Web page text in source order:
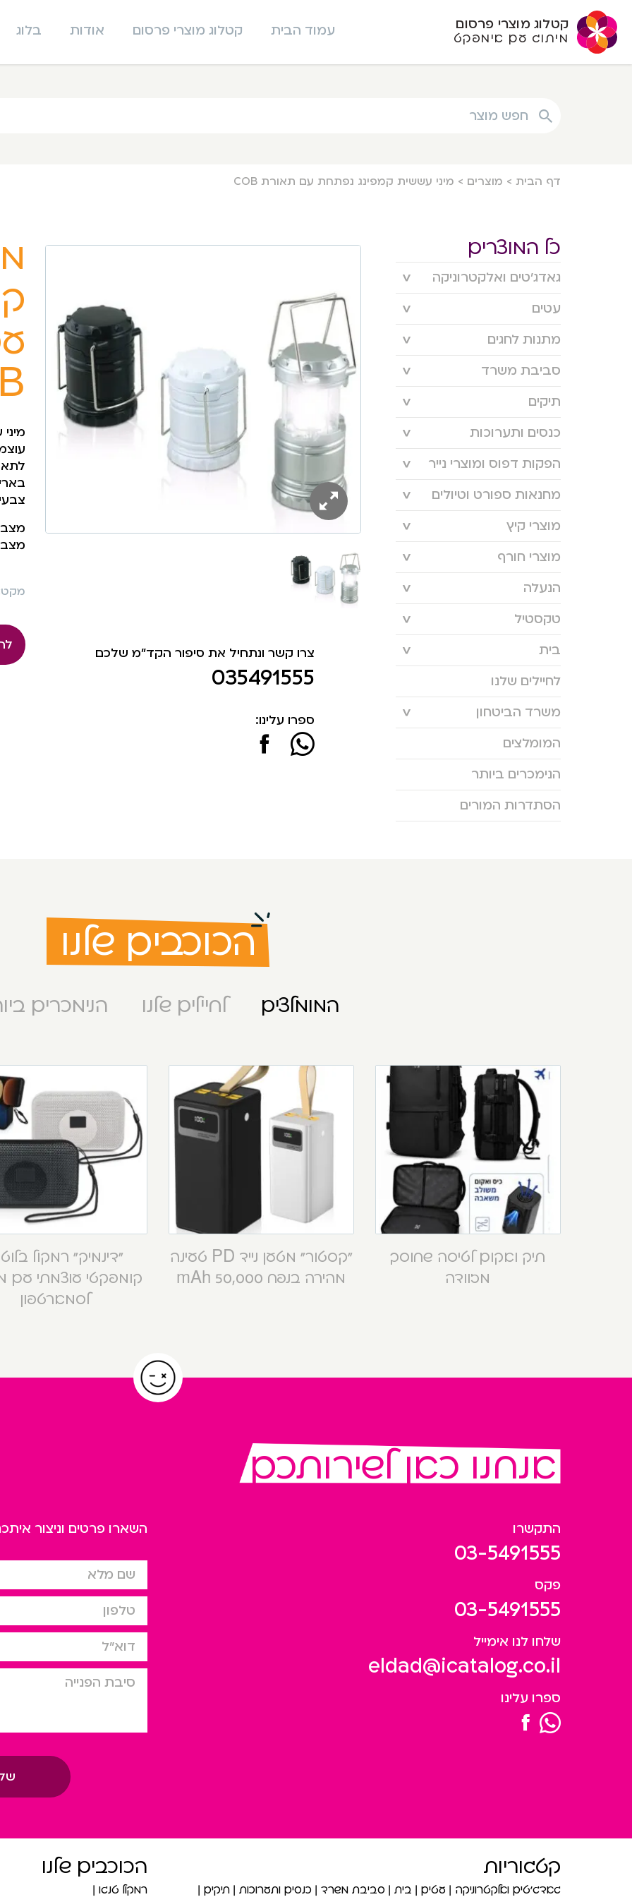
קטלוג מוצרי פרסום
מיתוג עם אימפקט עמוד הבית קטלוג מוצרי פרסום אודות בלוג
חפש מוצר
דף הבית > מוצרים > מיני עששית קמפינג נפתחת עם תאורת COB
כל המוצרים
גאדג’טים ואלקטרוניקה
עטים
מתנות לחגים
סביבת משרד
תיקים
כנסים ותערוכות
הפקות דפוס ומוצרי נייר
מחנאות ספורט וטיולים
מוצרי קיץ
מוצרי חורף
הנעלה
טקסטיל
בית
לחיילים שלנו
משרד הביטחון
המומלצים
הנימכרים ביותר
הסתדרות המורים
מצב
מצב
מקט:
צרו קשר ונתחיל את סיפור הקד"מ שלכם
035491555
ספרו עלינו:
הכוכבים שלנו
המומלצים לחיילים שלנו הנימכרים
תיק ואקום לטיסה שחוסך
מזוודה
“קסטור” מטען נייד PD טעינה
מהירה בנפח 50,000 mAh
“דינמיק” רמקול
קומפקטי עוצמתי עם
לסמארטפון
אנחנו כאן לשירותכם
התקשרו
03-5491555
פקס
03-5491555
שלחו לנו אימייל
eldad@icatalog.co.il
ספרו עלינו
השארו פרטים וניצור
שם מלא
טלפון
דוא”ל
סיבת הפניה
קטגוריות
גאדג’טים ואלקטרוניקה עטים בית סביבת משרד כנסים ותערוכות תיקים
הכוכבים שלנו
רמקול טנגו